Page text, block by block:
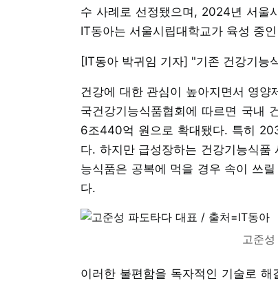
수 사례로 선정됐으며, 2024년 서울
IT동아는 서울시립대학교가 육성 중
[IT동아 박귀임 기자] "기존 건강기능
건강에 대한 관심이 높아지면서 영
국건강기능식품협회에 따르면 국내
6조440억 원으로 확대됐다. 특히
다. 하지만 급성장하는 건강기능식
능식품은 공복에 먹을 경우 속이 쓰
다.
고준
이러한 불편함을 독자적인 기술로